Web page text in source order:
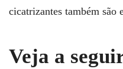
cicatrizantes também são
Veja a